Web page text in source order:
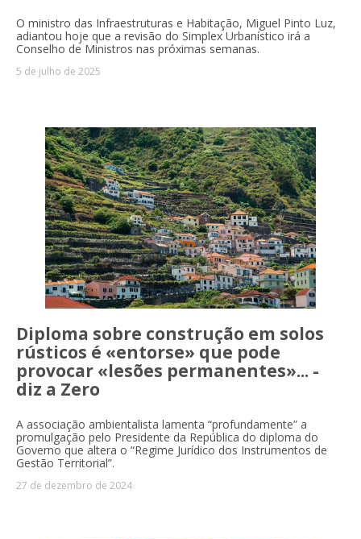
O ministro das Infraestruturas e Habitação, Miguel Pinto Luz,
adiantou hoje que a revisão do Simplex Urbanístico irá a
Conselho de Ministros nas próximas semanas.
5 de julho de 2025
Diploma sobre construção em solos
rústicos é «entorse» que pode
provocar «lesões permanentes»... -
diz a Zero
A associação ambientalista lamenta “profundamente” a
promulgação pelo Presidente da República do diploma do
Governo que altera o “Regime Jurídico dos Instrumentos de
Gestão Territorial”.
27 de dezembro de 2024